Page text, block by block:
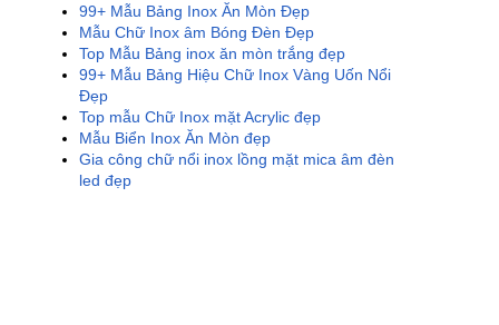
99+ Mẫu Bảng Inox Ăn Mòn Đẹp
Mẫu Chữ Inox âm Bóng Đèn Đẹp
Top Mẫu Bảng inox ăn mòn trắng đẹp
99+ Mẫu Bảng Hiệu Chữ Inox Vàng Uốn Nổi
Đẹp
Top mẫu Chữ Inox mặt Acrylic đẹp
Mẫu Biển Inox Ăn Mòn đẹp
Gia công chữ nổi inox lồng mặt mica âm đèn
led đẹp